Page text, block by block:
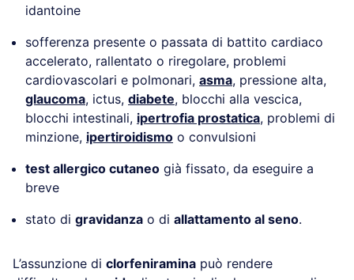
idantoine
sofferenza presente o passata di battito cardiaco
accelerato, rallentato o riregolare, problemi
cardiovascolari e polmonari, asma, pressione alta,
glaucoma, ictus, diabete, blocchi alla vescica,
blocchi intestinali, ipertrofia prostatica, problemi di
minzione, ipertiroidismo o convulsioni
test allergico cutaneo già fissato, da eseguire a
breve
stato di gravidanza o di allattamento al seno.
L’assunzione di clorfeniramina può rendere